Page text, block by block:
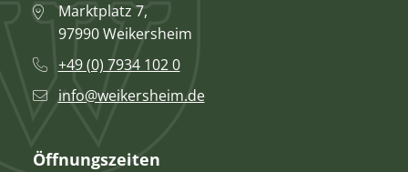
Marktplatz 7,
97990 Weikersheim
+49 (0) 7934 102 0
info@weikersheim.de
Öffnungszeiten